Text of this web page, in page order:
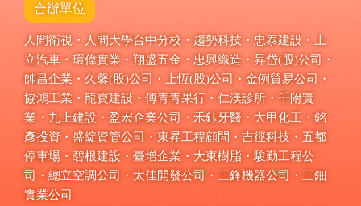
合辦單位
人間衛視・人間大學台中分校・趨勢科技・忠泰建設・上
立汽車・環偉實業・翔盛五金・忠興織造・昇岱(股)公司・
帥昌企業・久馨(股)公司・上恆(股)公司・金例貿易公司・
協鴻工業・龍寶建設・傅青青果行・仁渼診所・千附實
業・九上建設・盈宏企業公司・禾鈺牙醫・大甲化工・銘
彥投資・盛綻資管公司・東昇工程顧問・吉徑科技・五都
停車場・碧根建設・臺增企業・大東樹脂・駿勤工程公
司・總立空調公司・太佳開發公司・三鋒機器公司・三鈿
實業公司